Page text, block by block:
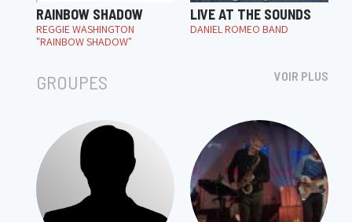
RAINBOW SHADOW
REGGIE WASHINGTON
"RAINBOW SHADOW"
LIVE AT THE SOUNDS
DANIEL ROMEO BAND
GROUPES VOIR PLUS